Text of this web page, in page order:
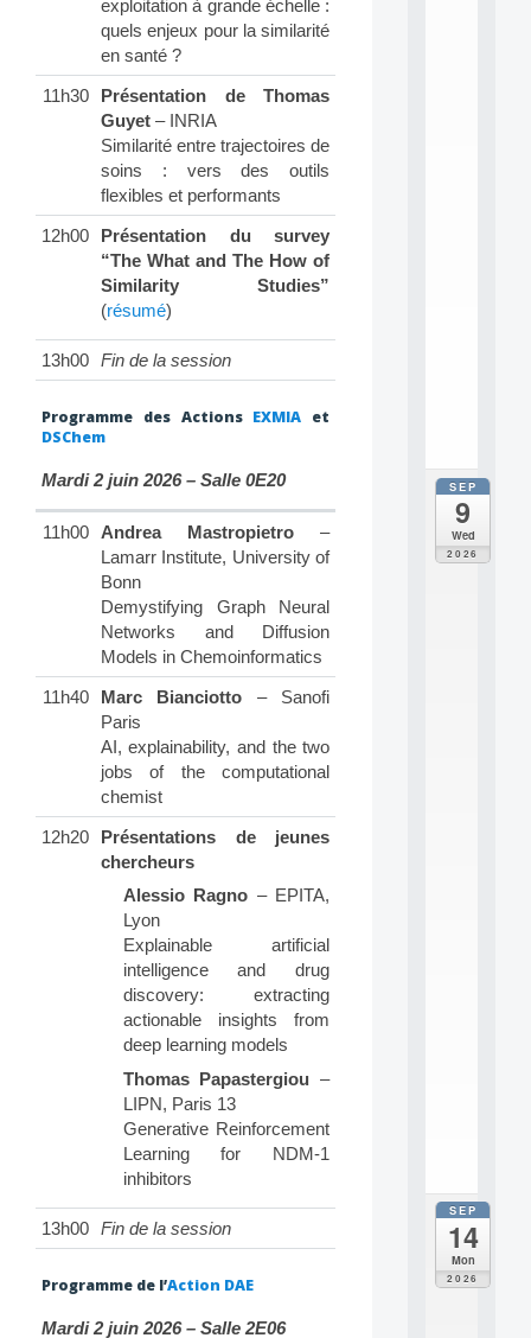
exploitation à grande échelle :
quels enjeux pour la similarité
en santé ?
11h30
Présentation de Thomas
Guyet– INRIA
Similarité entre trajectoires de
soins : vers des outils
flexibles et performants
12h00
Présentation du survey
“The What and The How of
Similarity Studies”
(résumé)
13h00 Fin de la session
Programme des Actions EXMIA et
DSChem
Mardi 2 juin 2026 – Salle 0E20
11h00 Andrea Mastropietro –
Lamarr Institute, University of
Bonn
Demystifying Graph Neural
Networks and Diffusion
Models in Chemoinformatics
11h40
Marc Bianciotto – Sanofi
Paris
AI, explainability, and the two
jobs of the computational
chemist
12h20
Présentations de jeunes
chercheurs
Alessio Ragno – EPITA,
Lyon
Explainable artificial
intelligence and drug
discovery: extracting
actionable insights from
deep learning models
Thomas Papastergiou –
LIPN, Paris 13
Generative Reinforcement
Learning for NDM-1
inhibitors
13h00 Fin de la session
Programme de l’Action DAE
Mardi 2 juin 2026 – Salle 2E06
SEP
9
Wed
2026
SEP
14
Mon
2026